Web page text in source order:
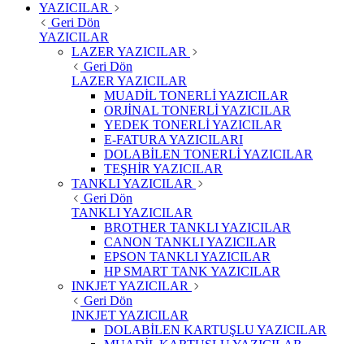
YAZICILAR
Geri Dön
YAZICILAR
LAZER YAZICILAR
Geri Dön
LAZER YAZICILAR
MUADİL TONERLİ YAZICILAR
ORJİNAL TONERLİ YAZICILAR
YEDEK TONERLİ YAZICILAR
E-FATURA YAZICILARI
DOLABİLEN TONERLİ YAZICILAR
TEŞHİR YAZICILAR
TANKLI YAZICILAR
Geri Dön
TANKLI YAZICILAR
BROTHER TANKLI YAZICILAR
CANON TANKLI YAZICILAR
EPSON TANKLI YAZICILAR
HP SMART TANK YAZICILAR
INKJET YAZICILAR
Geri Dön
INKJET YAZICILAR
DOLABİLEN KARTUŞLU YAZICILAR